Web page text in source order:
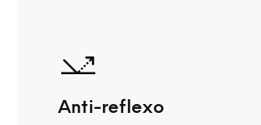
Anti-reflexo